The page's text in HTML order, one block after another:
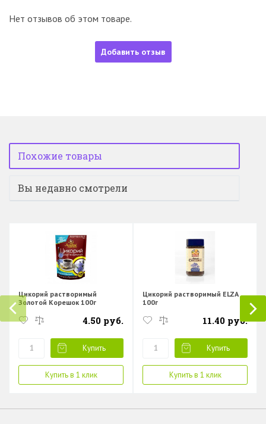
Нет отзывов об этом товаре.
Добавить отзыв
Похожие товары
Вы недавно смотрели
Цикорий растворимый
Золотой Корешок 100г
4.50 руб.
Купить
Купить в 1 клик
Цикорий растворимый ELZA
100г
11.40 руб.
Купить
Купить в 1 клик